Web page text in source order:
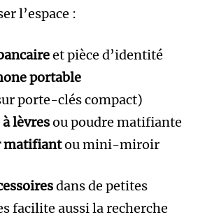
l’espace :
et pièce d’identité
portable
porte-clés compact)
lèvresou poudre matifiante
matifiantou mini-miroir
dans de petites
facilite aussi la recherche